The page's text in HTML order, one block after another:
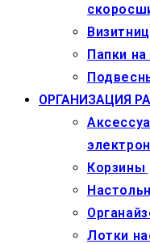
Папки на
ОРГАНИЗАЦИЯ
Корзины
Лотки